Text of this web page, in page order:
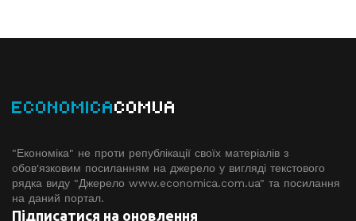
ECONOMICACOMUA
"Економіка" не проти републікації своїх матеріалів з
обов'язковим посиланням на джерело у вигляді текстового
рядка виду "Джерело www.economiсa.com.ua" та посилання
на даний портал.
Підписатися на оновлення